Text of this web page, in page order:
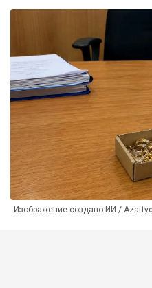
Изображение создано ИИ /